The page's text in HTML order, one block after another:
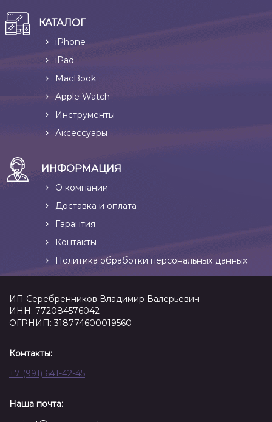
КАТАЛОГ
iPhone
iPad
MacBook
Apple Watch
Инструменты
Аксессуары
ИНФОРМАЦИЯ
О компании
Доставка и оплата
Гарантия
Контакты
Политика обработки персональных данных
ИП Серебренников Владимир Валерьевич
ИНН: 772084576042
ОГРНИП: 318774600019560
Контакты:
+7 (991) 641-42-45
Наша почта: